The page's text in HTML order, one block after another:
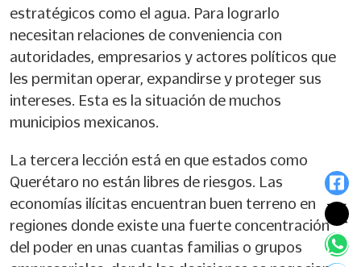
estratégicos como el agua. Para lograrlo
necesitan relaciones de conveniencia con
autoridades, empresarios y actores políticos que
les permitan operar, expandirse y proteger sus
intereses. Esta es la situación de muchos
municipios mexicanos.
La tercera lección está en que estados como
Querétaro no están libres de riesgos. Las
economías ilícitas encuentran buen terreno en
regiones donde existe una fuerte concentración
del poder en unas cuantas familias o grupos